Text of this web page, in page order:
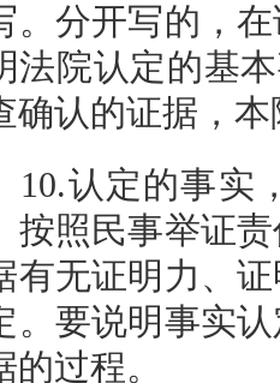
。分开写的，
法院认定的基
确认的证据，
认定的事实，
按照民事举证
有无证明力、
。要说明事实
的过程。